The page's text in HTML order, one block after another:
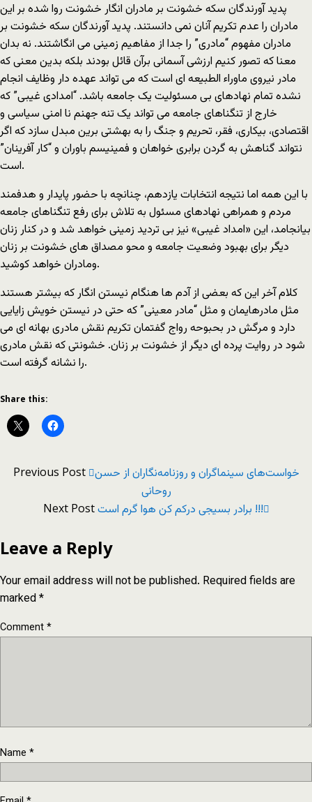
پدید آورندگان سکه خشونت بر مادران انگار خشونت روا شده بر این
مادران را عدم تکریم آنان نمی دانستند. پدید آورندگان سکه خشونت بر
مادران مفهوم “مادری” را جدا از مفاهیم زمینی می انگاشتند. نه بدان
معنا که تصور کنیم ارزشی آسمانی برآن قائل بودند بلکه بدین معنی که
مادر نیروی ماوراء الطبیعه ای است که می تواند عهده دار وظایف انجام
نشده تمام نهادهای بی مسئولیت یک جامعه باشد. “امدادی غیبی” که
خارج از تنگناهای جامعه می تواند یک تنه جهنم نا امنی سیاسی و
اقتصادی، بیکاری، فقر، تحریم و جنگ را به بهشتی برین مبدل سازد که اگر
نتواند گناهش به گردن برابری خواهان و فمینیسم باوران و “کار آفرینان”
است.
با این همه اما نتیجه انتخابات یازدهم، چنانچه با حضور پایدار و هدفمند
مردم و همراهی نهادهای مسئول به تلاش برای رفع تنگناهای جامعه
بیانجامد، این «امداد غیبی» نیز بی تردید زمینی خواهد شد و در کنار زنان
دیگر برای بهبود وضعیت جامعه و محو مصداق های خشونت بر زنان
ومادران خواهد کوشید.
کلام آخر این که بعضی از آدم ها هنگام نیستن انگار که بیشتر هستند
مثل مادرهایمان و مثل “مادر معینی” که حتی در نیستن خویش زایایی
دارد و مرگش در بحبوحه رواج گفتمان تکریم نقش مادری بهانه ای می
شود در روایت پرده ای دیگر از خشونت بر زنان. خشونتی که نقش مادری
را نشانه گرفته است.
Share this:
Previous Post خواست‌های سینماگران و روزنامه‌نگاران از حسن
روحانی
Next Post برادر بسیجی درکم کن هوا گرم است !!!
Leave a Reply
Your email address will not be published. Required fields are
marked*
Comment*
Name *